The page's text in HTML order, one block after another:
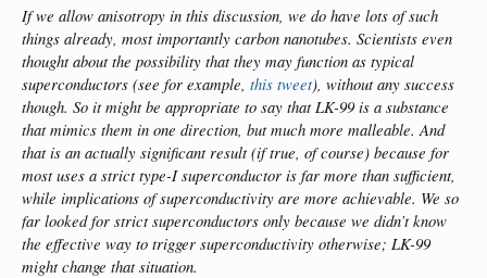
If we allow anisotropy in this discussion, we do have lots of such
things already, most importantly carbon nanotubes. Scientists even
thought about the possibility that they may function as typical
superconductors (see for example, this tweet), without any success
though. So it might be appropriate to say that LK-99 is a substance
that mimics them in one direction, but much more malleable. And
that is an actually significant result (if true, of course) because for
most uses a strict type-I superconductor is far more than sufficient,
while implications of superconductivity are more achievable. We so
far looked for strict superconductors only because we didn’t know
the effective way to trigger superconductivity otherwise; LK-99
might change that situation.